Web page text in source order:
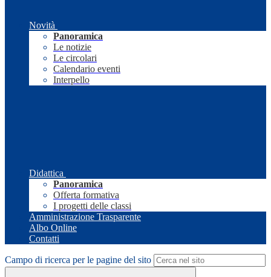
Novità
Panoramica
Le notizie
Le circolari
Calendario eventi
Interpello
Didattica
Panoramica
Offerta formativa
I progetti delle classi
Amministrazione Trasparente
Albo Online
Contatti
Campo di ricerca per le pagine del sito